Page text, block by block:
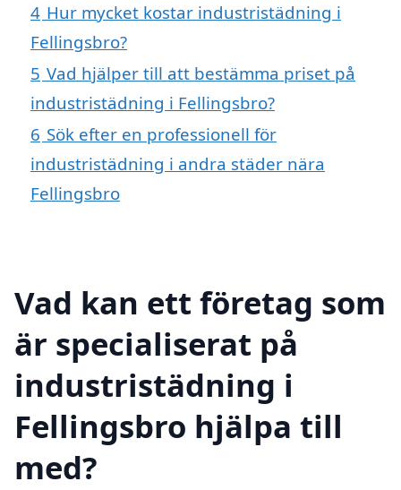
4 Hur mycket kostar industristädning i
Fellingsbro?
5 Vad hjälper till att bestämma priset på
industristädning i Fellingsbro?
6 Sök efter en professionell för
industristädning i andra städer nära
Fellingsbro
Vad kan ett företag som
är specialiserat på
industristädning i
Fellingsbro hjälpa till
med?